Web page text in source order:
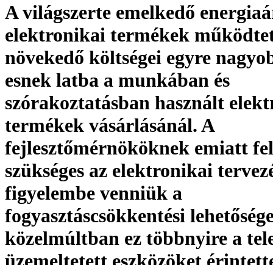
A világszerte emelkedő
elektronikai termékek
növekedő költségei egyre
esnek latba a munkában és
szórakoztatásban használt
termékek vásárlásánál. A
fejlesztőmérnököknek emiatt
szükséges az elektronikai
figyelembe venniük a
fogyasztáscsökkentési
közelmúltban ez többnyire a
üzemeltetett eszközöket